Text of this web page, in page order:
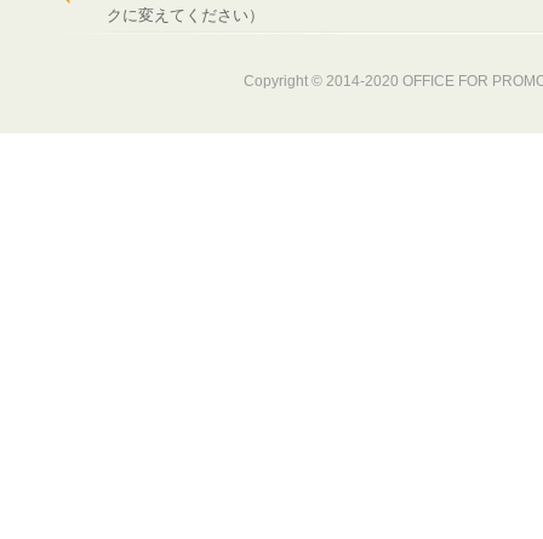
クに変えてください）
Copyright © 2014-2020 OFFICE FOR